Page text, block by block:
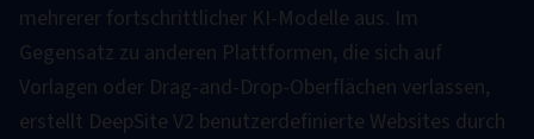
mehrerer fortschrittlicher KI-Modelle aus. Im
Gegensatz zu anderen Plattformen, die sich auf
Vorlagen oder Drag-and-Drop-Oberflächen verlassen,
erstellt DeepSite V2 benutzerdefinierte Websites durch